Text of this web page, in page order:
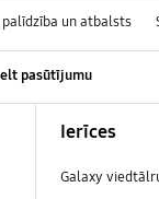
un atbalsts
pasūtījumu
Ierīces
Galaxy